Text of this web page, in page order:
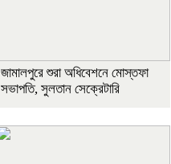
জামালপুরে শুরা অধিবেশনে মোস্তফা
সভাপতি, সুলতান সেক্রেটারি